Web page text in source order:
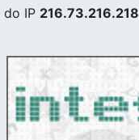
do IP 216.73.216.218